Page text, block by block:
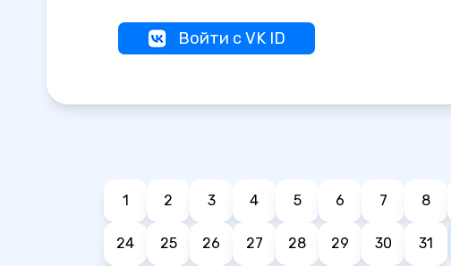
Войти с VK ID
1 2 3 4 5 6 7 8
24 25 26 27 28 29 30 31